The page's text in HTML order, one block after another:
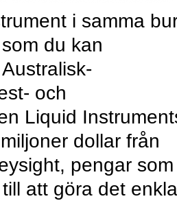
i samma
du kan
och
Liquid
dollar från
pengar som
att göra det